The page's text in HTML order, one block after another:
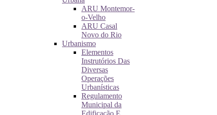
ARU Montemor-
o-Velho
ARU Casal
Novo do Rio
Urbanismo
Elementos
Instrutórios Das
Diversas
Operações
Urbanísticas
Regulamento
Municipal da
Edificação E